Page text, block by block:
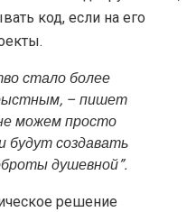
код, если на его
стало более
– пишет
можем просто
будут создавать
душевной”.
решение